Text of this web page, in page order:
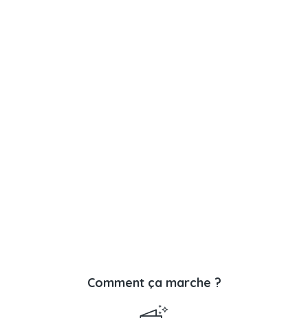
Comment ça marche ?